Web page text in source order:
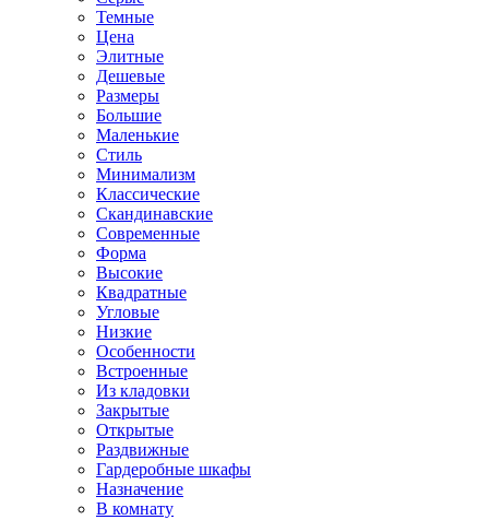
Темные
Цена
Элитные
Дешевые
Размеры
Большие
Маленькие
Стиль
Минимализм
Классические
Скандинавские
Современные
Форма
Высокие
Квадратные
Угловые
Низкие
Особенности
Встроенные
Из кладовки
Закрытые
Открытые
Раздвижные
Гардеробные шкафы
Назначение
В комнату